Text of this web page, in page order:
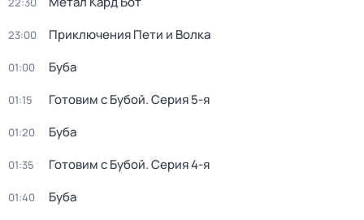
23:00 Приключения Пети и Волка
01:00 Буба
01:15 Готовим с Бубой. Серия 5-я
01:20 Буба
01:35 Готовим с Бубой. Серия 4-я
01:40 Буба